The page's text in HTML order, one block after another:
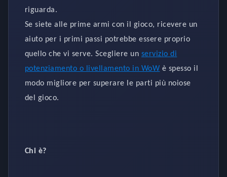
riguarda.
Se siete alle prime armi con il gioco, ricevere un
aiuto per i primi passi potrebbe essere proprio
quello che vi serve. Scegliere un servizio di
potenziamento o livellamento in WoW è spesso il
modo migliore per superare le parti più noiose
del gioco.
Chi è?